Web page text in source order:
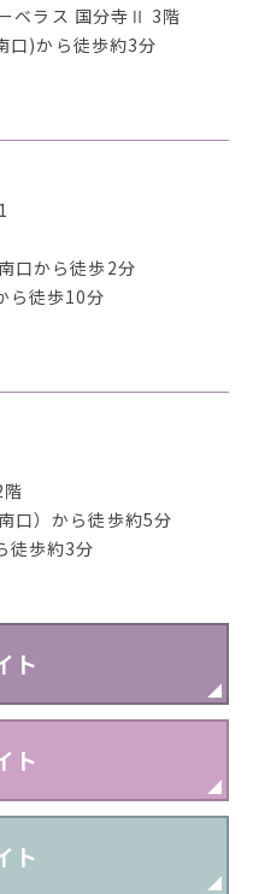
ベラス 国分寺Ⅱ 3階
口)から徒歩約3分
口から徒歩2分
ら徒歩10分
口）から徒歩約5分
徒歩約3分
ト
ト
ト